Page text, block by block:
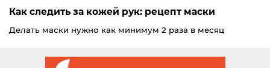
Как следить за кожей рук: рецепт маски
Делать маски нужно как минимум 2 раза в месяц